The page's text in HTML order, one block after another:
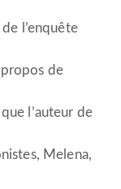
l’enquête
propos de
l’auteur de
Melena,